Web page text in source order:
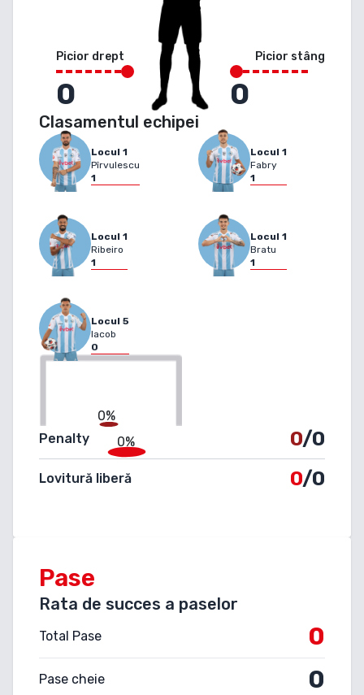
Picior drept
0
Picior stâng
0
Clasamentul echipei
Locul 1
Pîrvulescu
1
Locul 1
Fabry
1
Locul 1
Ribeiro
1
Locul 1
Bratu
1
Locul 5
Iacob
0
0%
0%
Penalty 0/0
Lovitură liberă 0/0
Pase
Rata de succes a paselor
Total Pase 0
Pase cheie 0